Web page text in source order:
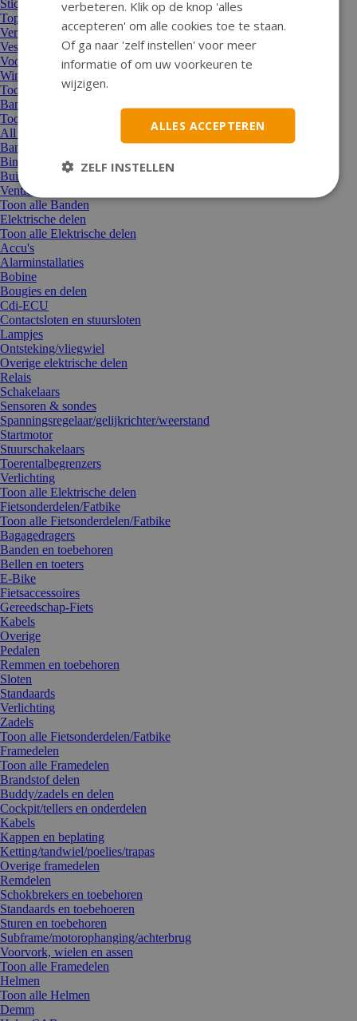
Stickers en stickersets
Topkoffer/bagagekoffer/manden
Verf en lak/schuurpapier
Vespa/Piaggio accessoires
Voordrager/achterdrager en overige dragers
Windscherm
Toon alle Accessoires
Banden
Toon alle Banden
All Season / Winterbanden
Bandenreparatie
Binnenbanden
Buitenbanden
Ventielen en overige delen
Toon alle Banden
Elektrische delen
Toon alle Elektrische delen
Accu's
Alarminstallaties
Bobine
Bougies en delen
Cdi-ECU
Contactsloten en stuursloten
Lampjes
Ontsteking/vliegwiel
Overige elektrische delen
Relais
Schakelaars
Sensoren & sondes
Spanningsregelaar/gelijkrichter/weerstand
Startmotor
Stuurschakelaars
Toerentalbegrenzers
Verlichting
Toon alle Elektrische delen
Fietsonderdelen/Fatbike
Toon alle Fietsonderdelen/Fatbike
Bagagedragers
Banden en toebehoren
Bellen en toeters
E-Bike
Fietsaccessoires
Gereedschap-Fiets
Kabels
Overige
Pedalen
Remmen en toebehoren
Sloten
Standaards
Verlichting
Zadels
Toon alle Fietsonderdelen/Fatbike
Framedelen
Toon alle Framedelen
Brandstof delen
Buddy/zadels en delen
Cockpit/tellers en onderdelen
Kabels
Kappen en beplating
Ketting/tandwiel/poelies/trapas
Overige framedelen
Remdelen
Schokbrekers en toebehoren
Standaards en toebehoeren
Sturen en toebehoren
Subframe/motorophanging/achterbrug
Voorvork, wielen en assen
Toon alle Framedelen
Helmen
Toon alle Helmen
Demm
verbeteren. Klik op de knop 'alles
accepteren' om alle cookies toe te staan.
Of ga naar 'zelf instellen' voor meer
informatie of om uw voorkeuren te
wijzigen.
ALLES ACCEPTEREN
ZELF INSTELLEN